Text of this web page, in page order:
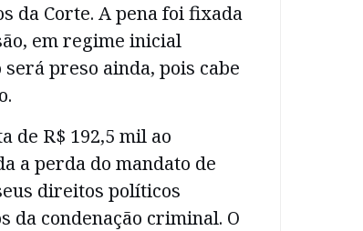
da Corte. A pena foi fixada
em regime inicial
preso ainda, pois cabe
de R$ 192,5 mil ao
a perda do mandato de
direitos políticos
da condenação criminal. O